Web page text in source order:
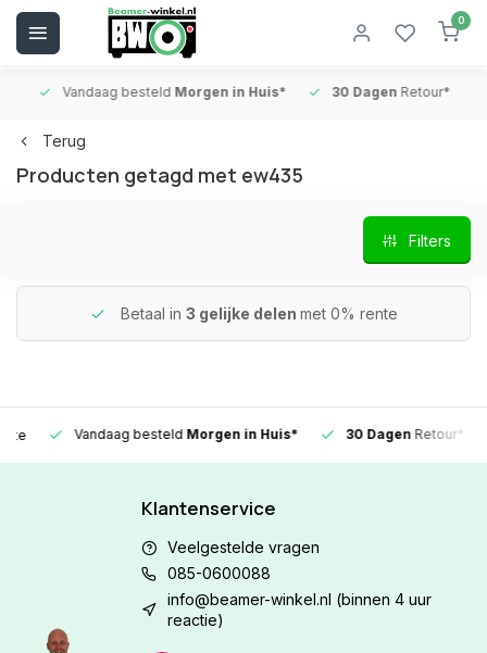
0
Vandaag besteldMorgen in Huis* 30 DagenRetour*
Terug
Producten getagd met ew435
Filters
Betaal in 3 gelijke delen met 0% rente
Vandaag besteldMorgen in Huis* 30 DagenRetour*
Klantenservice
Veelgestelde vragen
085-0600088
info@beamer-winkel.nl (binnen 4 uur
reactie)